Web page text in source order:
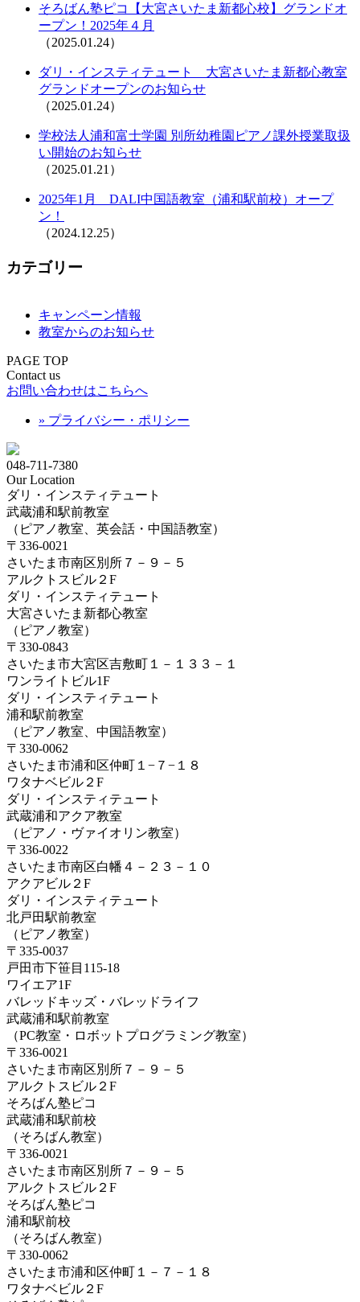
そろばん塾ピコ【大宮さいたま新都心校】グランドオ
ープン！2025年４月
（2025.01.24）
ダリ・インスティテュート 大宮さいたま新都心教室
グランドオープンのお知らせ
（2025.01.24）
学校法人浦和富士学園 別所幼稚園ピアノ課外授業取扱
い開始のお知らせ
（2025.01.21）
2025年1月 DALI中国語教室（浦和駅前校）オープ
ン！
（2024.12.25）
カテゴリー
キャンペーン情報
教室からのお知らせ
PAGE TOP
Contact us
お問い合わせはこちらへ
» プライバシー・ポリシー
048-711-7380
Our Location
ダリ・インスティテュート
武蔵浦和駅前教室
（ピアノ教室、英会話・中国語教室）
〒336-0021
さいたま市南区別所７－９－５
アルクトスビル２F
ダリ・インスティテュート
大宮さいたま新都心教室
（ピアノ教室）
〒330-0843
さいたま市大宮区吉敷町１－１３３－１
ワンライトビル1F
ダリ・インスティテュート
浦和駅前教室
（ピアノ教室、中国語教室）
〒330-0062
さいたま市浦和区仲町１−７−１８
ワタナベビル２F
ダリ・インスティテュート
武蔵浦和アクア教室
（ピアノ・ヴァイオリン教室）
〒336-0022
さいたま市南区白幡４－２３－１０
アクアビル２F
ダリ・インスティテュート
北戸田駅前教室
（ピアノ教室）
〒335-0037
戸田市下笹目115-18
ワイエア1F
バレッドキッズ・バレッドライフ
武蔵浦和駅前教室
（PC教室・ロボットプログラミング教室）
〒336-0021
さいたま市南区別所７－９－５
アルクトスビル２F
そろばん塾ピコ
武蔵浦和駅前校
（そろばん教室）
〒336-0021
さいたま市南区別所７－９－５
アルクトスビル２F
そろばん塾ピコ
浦和駅前校
（そろばん教室）
〒330-0062
さいたま市浦和区仲町１－７－１８
ワタナベビル２F